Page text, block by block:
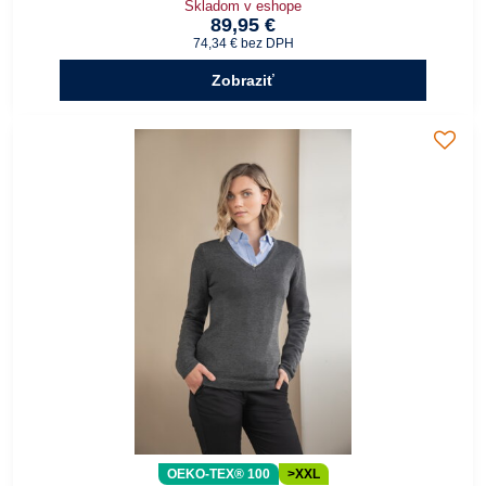
Skladom v eshope
89,95 €
74,34 € bez DPH
Zobraziť
OEKO-TEX® 100 >XXL